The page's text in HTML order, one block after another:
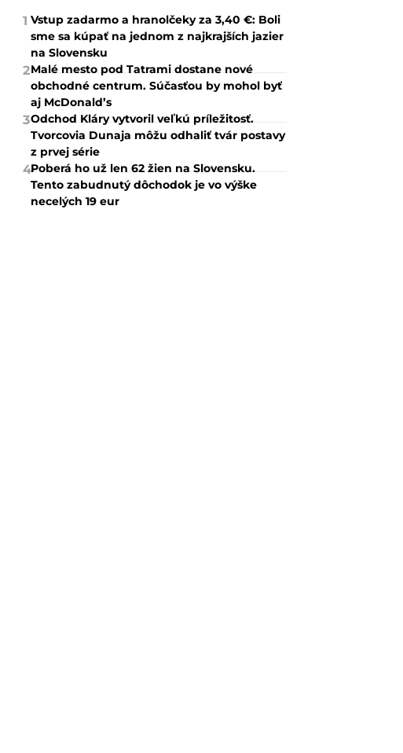
1 Vstup zadarmo a hranolčeky za 3,40 €: Boli
sme sa kúpať na jednom z najkrajších jazier
na Slovensku
2Malé mesto pod Tatrami dostane nové
obchodné centrum. Súčasťou by mohol byť
aj McDonald’s
3Odchod Kláry vytvoril veľkú príležitosť.
Tvorcovia Dunaja môžu odhaliť tvár postavy
z prvej série
4Poberá ho už len 62 žien na Slovensku.
Tento zabudnutý dôchodok je vo výške
necelých 19 eur